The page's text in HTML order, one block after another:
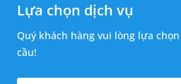
Lựa chọn dịch vụ
Quý khách hàng vui lòng lựa
cầu!